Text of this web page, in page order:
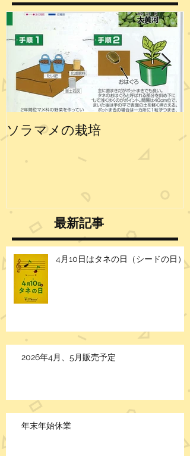
ソラマメの栽培
最新記事
4月10日はタネの日（シードの日）
2026年4月、5月販売予定
年末年始休業